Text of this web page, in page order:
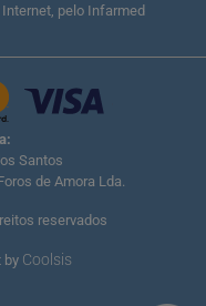
pelo Infarmed
Santos
de Amora Lda.
reservados
by Coolsis